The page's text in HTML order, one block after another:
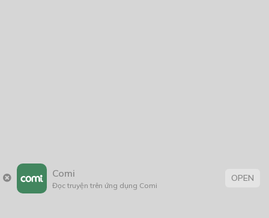
Comi
Đọc truyện trên ứng dụng Comi
OPEN